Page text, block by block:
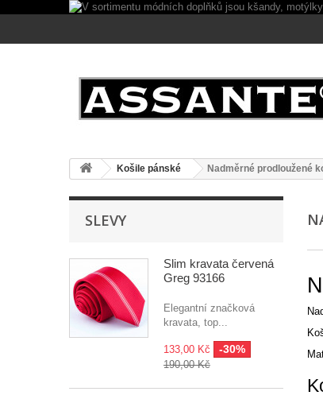
Košile pánské Nadměrné prodloužené
SLEVY
Slim kravata červená
Greg 93166
Elegantní značková
kravata, top...
133,00 Kč -30%
190,00 Kč